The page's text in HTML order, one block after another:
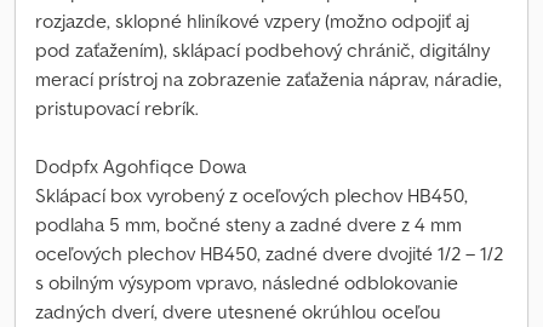
rozjazde, sklopné hliníkové vzpery (možno odpojiť aj
pod zaťažením), sklápací podbehový chránič, digitálny
merací prístroj na zobrazenie zaťaženia náprav, náradie,
pristupovací rebrík.
Dodpfx Agohfiqce Dowa
Sklápací box vyrobený z oceľových plechov HB450,
podlaha 5 mm, bočné steny a zadné dvere z 4 mm
oceľových plechov HB450, zadné dvere dvojité 1/2 – 1/2
s obilným výsypom vpravo, následné odblokovanie
zadných dverí, dvere utesnené okrúhlou oceľou